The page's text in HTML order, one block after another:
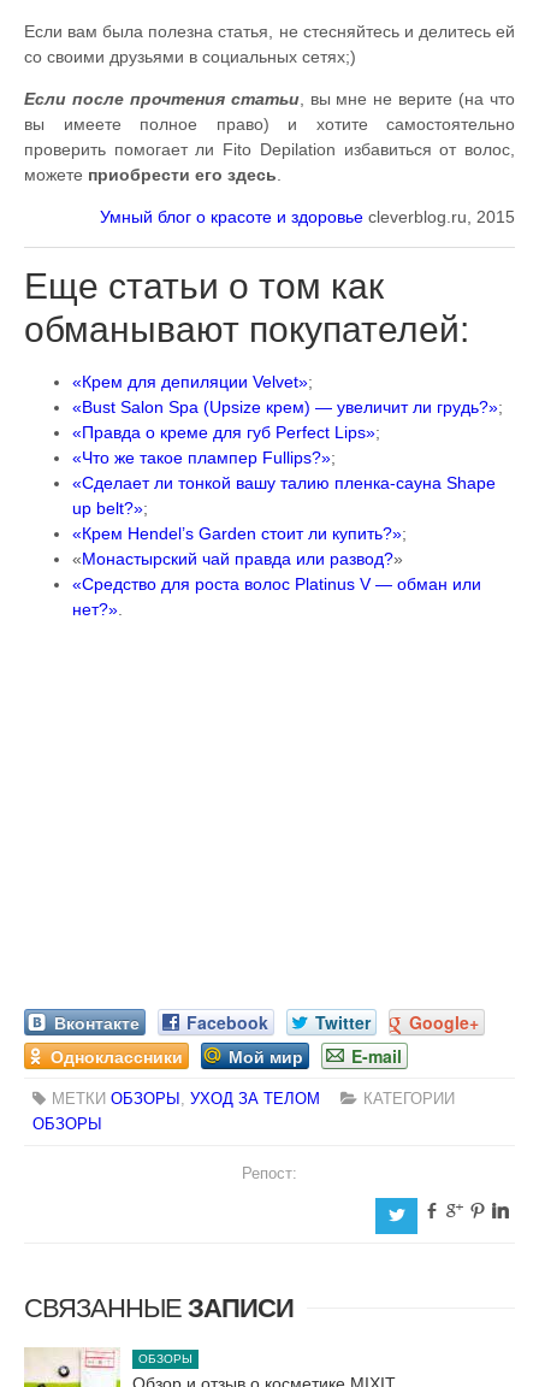
Если вам была полезна статья, не стесняйтесь и делитесь ей
со своими друзьями в социальных сетях;)
Если после прочтения статьи, вы мне не верите (на что
вы имеете полное право) и хотите самостоятельно
проверить помогает ли Fito Depilation избавиться от волос,
можете приобрести его здесь
Умный блог о красоте и здоровье cleverblog.ru, 2015
Еще статьи о том как
обманывают покупателей:
«Крем для депиляции Velvet»;
«Bust Salon Spa (Upsize крем) — увеличит ли грудь?»;
«Правда о креме для губ Perfect Lips»;
«Что же такое плампер Fullips?»;
«Сделает ли тонкой вашу талию пленка-сауна Shape
up belt?»;
«Крем Hendel’s Garden стоит ли купить?»;
«Монастырский чай правда или развод?»
«Средство для роста волос Platinus V — обман или
нет?»
Вконтакте Facebook Twitter
Google+
Одноклассники
Мой мир E-mail
МЕТКИ ОБЗОРЫ , УХОД ЗА ТЕЛОМ
КАТЕГОРИИ
ОБЗОРЫ
Репост:
a b c d j
СВЯЗАННЫЕ ЗАПИСИ
ОБЗОРЫ